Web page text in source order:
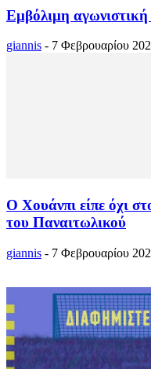
Εμβόλιμη
giannis - 7 Φεβρουαρίου
Ο Χουάνπι είπε όχι
του Παναιτωλικού
giannis - 7 Φεβρουαρίου